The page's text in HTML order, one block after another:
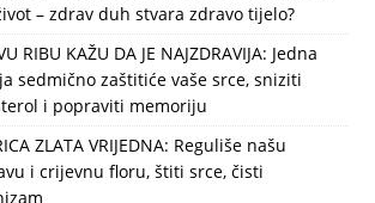
– zdrav duh stvara zdravo tijelo?
RIBU KAŽU DA JE NAJZDRAVIJA: Jedna
sedmično zaštitiće vaše srce, sniziti
i popraviti memoriju
ZLATA VRIJEDNA: Reguliše našu
i crijevnu floru, štiti srce, čisti